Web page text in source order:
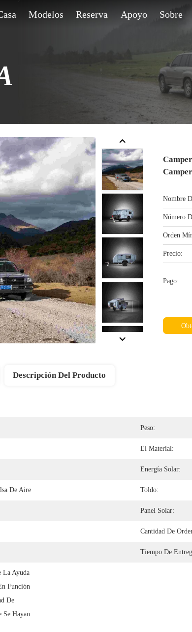
Modelos Reserva Apoyo Sobre
Nombre
Número
Orden
Precio:
Pago:
Descripción Del Producto
Peso:
El Material:
Energía Solar:
De Aire Toldo:
Panel Solar:
Cantidad De
Tiempo De
La Ayuda
Función
De
Se Hayan